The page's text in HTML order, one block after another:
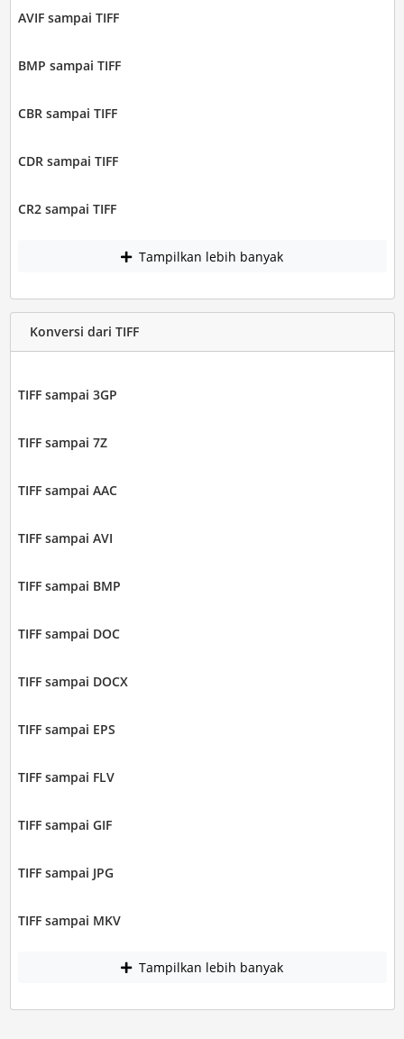
AVIF sampai TIFF
BMP sampai TIFF
CBR sampai TIFF
CDR sampai TIFF
CR2 sampai TIFF
Tampilkan lebih banyak
Konversi dari TIFF
TIFF sampai 3GP
TIFF sampai 7Z
TIFF sampai AAC
TIFF sampai AVI
TIFF sampai BMP
TIFF sampai DOC
TIFF sampai DOCX
TIFF sampai EPS
TIFF sampai FLV
TIFF sampai GIF
TIFF sampai JPG
TIFF sampai MKV
Tampilkan lebih banyak